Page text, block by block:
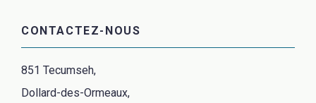
CONTACTEZ-NOUS
851 Tecumseh,
Dollard-des-Ormeaux,